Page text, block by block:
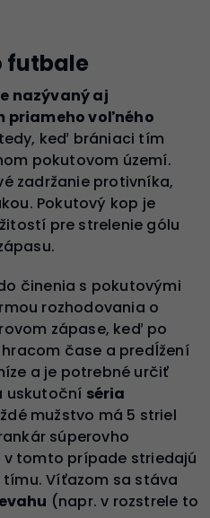
futbale
nazývaný aj
priameho voľného
keď brániaci tím
pokutovom území.
zadržanie protivníka,
Pokutový kop je
pre strelenie gólu
činenia s pokutovými
rozhodovania o
zápase, keď po
čase a predĺžení
a je potrebné určiť
uskutoční séria
mužstvo má 5 striel
súperovho
v tomto prípade striedajú
Víťazom sa stáva
(napr. v rozstrele to